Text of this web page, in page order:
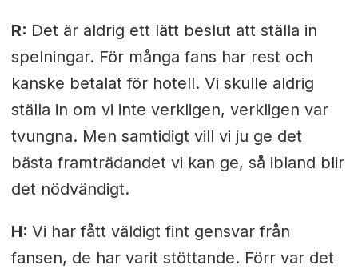
R: Det är aldrig ett lätt beslut att ställa in
spelningar. För många fans har rest och
kanske betalat för hotell. Vi skulle aldrig
ställa in om vi inte verkligen, verkligen var
tvungna. Men samtidigt vill vi ju ge det
bästa framträdandet vi kan ge, så ibland blir
det nödvändigt.
H: Vi har fått väldigt fint gensvar från
fansen, de har varit stöttande. Förr var det